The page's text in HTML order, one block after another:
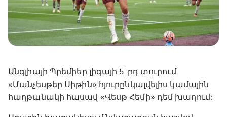
Անգլիայի Պրեմիեր լիգայի 5-րդ տուրում
«Մանչեսթեր Սիթին» հյուրընկալվելիս կամային
հաղթանակի հասավ «Վեսթ Հեմի» դեմ խաղում: